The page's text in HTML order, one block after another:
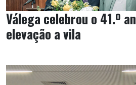
Válega celebrou o 41.º
elevação a vila